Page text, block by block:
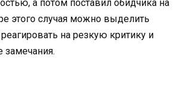
а потом поставил обидчика на
этого случая можно выделить
на резкую критику и